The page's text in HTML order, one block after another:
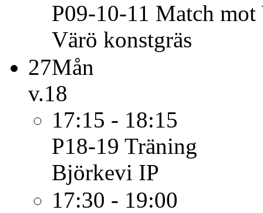
P09-10-11 Match
Värö konstgräs
27Mån
v.18
17:15 - 18:15
P18-19 Träning
Björkevi IP
17:30 - 19:00